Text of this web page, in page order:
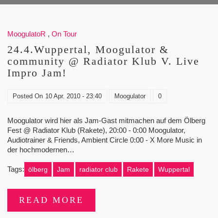
MoogulatoR , On Tour
24.4.Wuppertal, Moogulator &
community @ Radiator Klub V. Live
Impro Jam!
Posted On 10 Apr. 2010 - 23:40 Moogulator 0
Moogulator wird hier als Jam-Gast mitmachen auf dem Ölberg
Fest @ Radiator Klub (Rakete), 20:00 - 0:00 Moogulator,
Audiotrainer & Friends, Ambient Circle 0:00 - X More Music in
der hochmodernen…
Tags: ölberg Jam radiator club Rakete Wuppertal
READ MORE